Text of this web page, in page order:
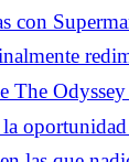
con
fue
original
The
nuevo
las redes
oportunidad
Avengers: